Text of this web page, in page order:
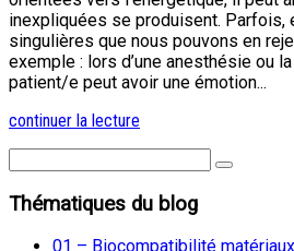
inexpliquées se produisent.
singulières que nous pouvons en
exemple : lors d’une anesthésie ou
patient/e peut avoir une émotion...
continuer la lecture
Thématiques du blog
01 – Biocompatibilité